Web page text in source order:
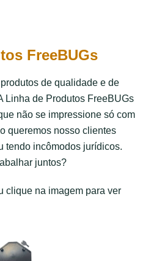
FreeBUGs
de qualidade e de
Linha de Produtos FreeBUGs​
não se impressione só com
queremos nosso clientes
tendo incômodos jurídicos.
juntos?
clique na imagem para ver